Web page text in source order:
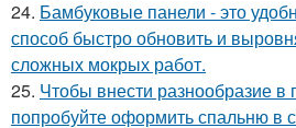
24. Бамбуковые панели - это
способ быстро обновить и
сложных мокрых работ.
25. Чтобы внести разнообразие в
попробуйте оформить спальню в